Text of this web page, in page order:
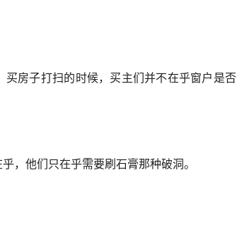
房子打扫的时候，买主们并不在乎窗户是否
，他们只在乎需要刷石膏那种破洞。